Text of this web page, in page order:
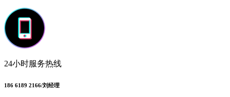
24小时服务热线
186 6189 2166/刘经理